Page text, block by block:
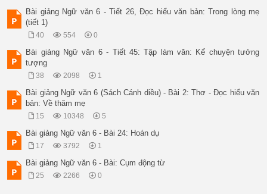
Bài giảng Ngữ văn 6 - Tiết 26, Đọc hiểu văn bản: Trong lòng mẹ
(tiết 1)
40 554 0
Bài giảng Ngữ văn 6 - Tiết 45: Tập làm văn: Kể chuyện tưởng
tượng
38 2098 1
Bài giảng Ngữ văn 6 (Sách Cánh diều) - Bài 2: Thơ - Đọc hiểu văn
bản: Về thăm mẹ
15 10348 5
Bài giảng Ngữ văn 6 - Bài 24: Hoán dụ
17 3792 1
Bài giảng Ngữ văn 6 - Bài: Cụm động từ
25 2266 0